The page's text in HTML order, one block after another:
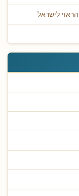
לישראל